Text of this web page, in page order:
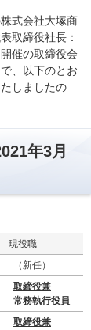
式会社大塚商
取締役社長：
催の取締役会
、以下のとお
しましたの
年3月
現役職
（新任）
取締役兼
常務執行役員
取締役兼